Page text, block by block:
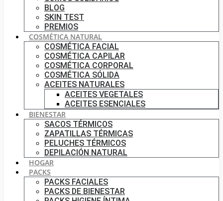
BLOG
SKIN TEST
PREMIOS
COSMÉTICA NATURAL
COSMÉTICA FACIAL
COSMÉTICA CAPILAR
COSMÉTICA CORPORAL
COSMÉTICA SÓLIDA
ACEITES NATURALES
ACEITES VEGETALES
ACEITES ESENCIALES
BIENESTAR
SACOS TÉRMICOS
ZAPATILLAS TÉRMICAS
PELUCHES TÉRMICOS
DEPILACIÓN NATURAL
HOGAR
PACKS
PACKS FACIALES
PACKS DE BIENESTAR